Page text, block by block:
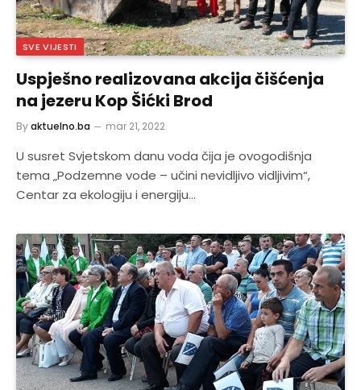
SVE VIJESTI
Uspješno realizovana akcija čišćenja
na jezeru Kop Šićki Brod
Byaktuelno.ba mar 21, 2022
U susret Svjetskom danu voda čija je ovogodišnja
tema „Podzemne vode – učini nevidljivo vidljivim“,
Centar za ekologiju i energiju…